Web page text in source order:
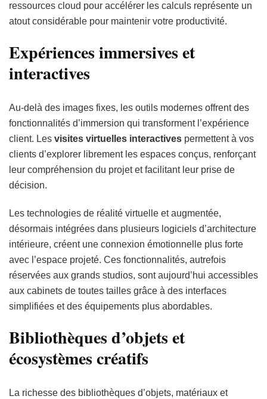
ressources cloud pour accélérer les calculs représente un
atout considérable pour maintenir votre productivité.
Expériences immersives et
interactives
Au-delà des images fixes, les outils modernes offrent des
fonctionnalités d’immersion qui transforment l’expérience
client. Les visites virtuelles interactives permettent à vos
clients d’explorer librement les espaces conçus, renforçant
leur compréhension du projet et facilitant leur prise de
décision.
Les technologies de réalité virtuelle et augmentée,
désormais intégrées dans plusieurs logiciels d’architecture
intérieure, créent une connexion émotionnelle plus forte
avec l’espace projeté. Ces fonctionnalités, autrefois
réservées aux grands studios, sont aujourd’hui accessibles
aux cabinets de toutes tailles grâce à des interfaces
simplifiées et des équipements plus abordables.
Bibliothèques d’objets et
écosystèmes créatifs
La richesse des bibliothèques d’objets, matériaux et